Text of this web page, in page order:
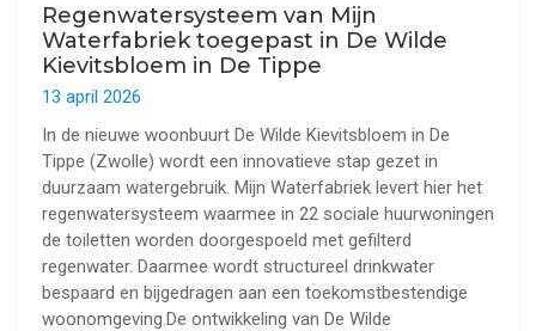
Regenwatersysteem van Mijn
Waterfabriek toegepast in De Wilde
Kievitsbloem in De Tippe
13 april 2026
In de nieuwe woonbuurt De Wilde Kievitsbloem in De
Tippe (Zwolle) wordt een innovatieve stap gezet in
duurzaam watergebruik. Mijn Waterfabriek levert hier het
regenwatersysteem waarmee in 22 sociale huurwoningen
de toiletten worden doorgespoeld met gefilterd
regenwater. Daarmee wordt structureel drinkwater
bespaard en bijgedragen aan een toekomstbestendige
woonomgeving.De ontwikkeling van De Wilde